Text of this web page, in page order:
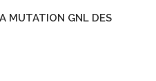
MUTATION GNL DES